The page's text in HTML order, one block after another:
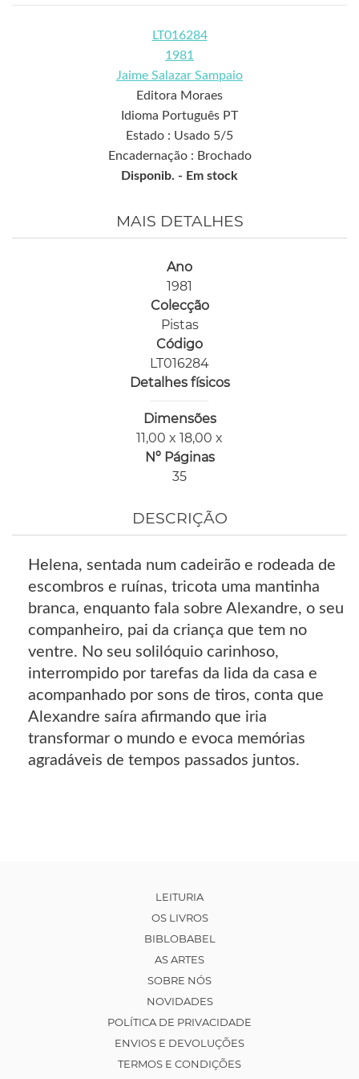
LT016284
1981
Jaime Salazar Sampaio
Editora Moraes
Idioma Português PT
Estado : Usado 5/5
Encadernação : Brochado
Disponib. - Em stock
MAIS DETALHES
Ano
1981
Colecção
Pistas
Código
LT016284
Detalhes físicos
Dimensões
11,00 x 18,00 x
Nº Páginas
35
DESCRIÇÃO
Helena, sentada num cadeirão e rodeada de
escombros e ruínas, tricota uma mantinha
branca, enquanto fala sobre Alexandre, o seu
companheiro, pai da criança que tem no
ventre. No seu solilóquio carinhoso,
interrompido por tarefas da lida da casa e
acompanhado por sons de tiros, conta que
Alexandre saíra afirmando que iria
transformar o mundo e evoca memórias
agradáveis de tempos passados juntos.
LEITURIA
OS LIVROS
BIBLOBABEL
AS ARTES
SOBRE NÓS
NOVIDADES
POLÍTICA DE PRIVACIDADE
ENVIOS E DEVOLUÇÕES
TERMOS E CONDIÇÕES